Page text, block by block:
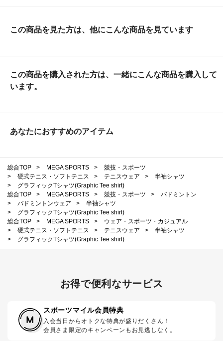
この商品を見た方は、他にこんな商品を見ています
この商品を購入された方は、一緒にこんな商品を購入して
います。
あなたにおすすめのアイテム
総合TOP > MEGA SPORTS >
競技・スポーツ
>
硬式テニス・ソフトテニス > テニスウェア >
半袖シャツ
>
グラフィックTシャツ(Graphic Tee shirt)
総合TOP
> MEGA SPORTS > 競技・スポーツ >
バドミントン
>
バドミントンウェア >
半袖シャツ
>
グラフィックTシャツ(Graphic Tee shirt)
総合TOP
> MEGA SPORTS >
ウェア・スポーツ・カジュアル
>
硬式テニス・ソフトテニス > テニスウェア >
半袖シャツ
>
グラフィックTシャツ(Graphic Tee shirt)
お得で便利なサービス
スポーツマイル会員特典
入会当日からオトクな特典が盛りだくさん！
会員さま限定のキャンペーンもお見逃しなく。